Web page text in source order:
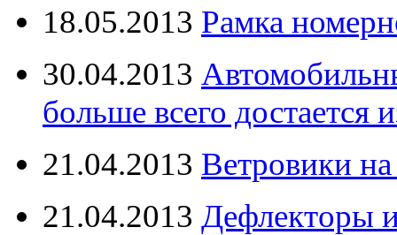
18.05.2013 Рамка
30.04.2013
больше всего достается
21.04.2013 Ветровики
21.04.2013 Дефлекторы